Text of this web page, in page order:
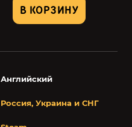
В КОРЗИНУ
Английский
Россия, Украина и СНГ